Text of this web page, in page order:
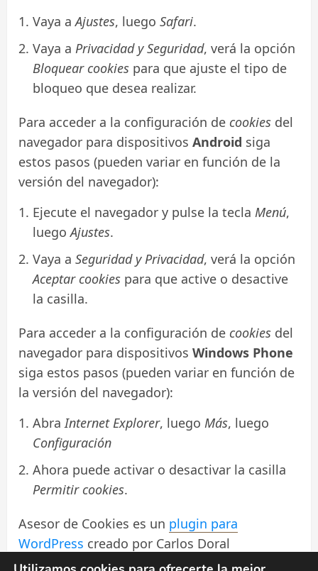
Vaya aAjustes, luego Safari.
Vaya a Privacidad y Seguridad, verá la opción
Bloquear cookies para que ajuste el tipo de
bloqueo que desea realizar.
Para acceder a la configuración de cookies del
navegador para dispositivos Android siga
estos pasos (pueden variar en función de la
versión del navegador):
Ejecute el navegador y pulse la tecla Menú,
luegoAjustes.
Vaya a Seguridad y Privacidad, verá la opción
Aceptar cookies para que active o desactive
la casilla.
Para acceder a la configuración de cookies del
navegador para dispositivos Windows Phone
siga estos pasos (pueden variar en función de
la versión del navegador):
AbraInternet Explorer, luego Más, luego
Configuración
Ahora puede activar o desactivar la casilla
Permitir cookies.
Asesor de Cookies es un plugin para
WordPress creado por Carlos Doral
(webartesanal.com)